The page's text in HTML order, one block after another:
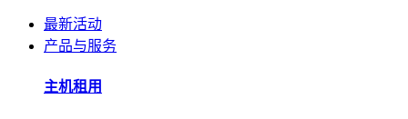
最新活动
产品与服务
主机租用